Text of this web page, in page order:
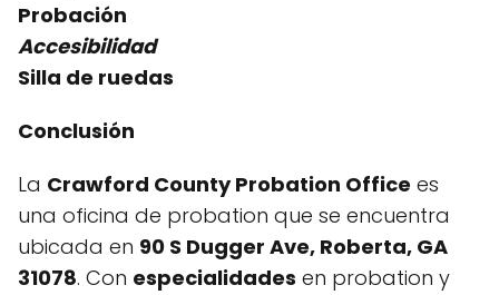
Probación
Accesibilidad
Silla de ruedas
Conclusión
La Crawford County Probation Office es
una oficina de probation que se encuentra
ubicada en 90 S Dugger Ave, Roberta, GA
31078. Con especialidades en probation y